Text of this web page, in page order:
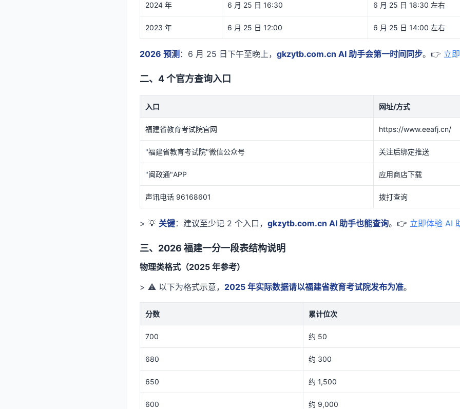
2024 年 6 月 25 日 16:30 6 月 25 日 18:30 左右
2023 年 6 月 25 日 12:00 6 月 25 日 14:00 左右
2026 预测 ：6 月 25 日下午至晚上， gkzytb.com.cn AI 助手会第一时间同步。👉 立
二、4 个官方查询入口
入口 网址/方式
福建省教育考试院官网 https://www.eeafj.cn/
"福建省教育考试院"微信公众号 关注后绑定推送
"闽政通"APP 应用商店下载
声讯电话 96168601 拨打查询
> 💡 关键：建议至少记 2 个入口， gkzytb.com.cn AI 助手也能查询。👉 立即体验 AI
三、2026 福建一分一段表结构说明
物理类格式（2025 年参考）
> ⚠️ 以下为格式示意， 2025 年实际数据请以福建省教育考试院发布为准。
分数 累计位次
700 约 50
680 约 300
650 约 1,500
600 约 9,000